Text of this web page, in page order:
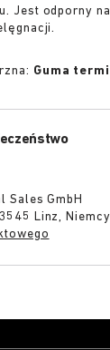
Jest odporny
Guma
Sales GmbH
Linz, Niemcy